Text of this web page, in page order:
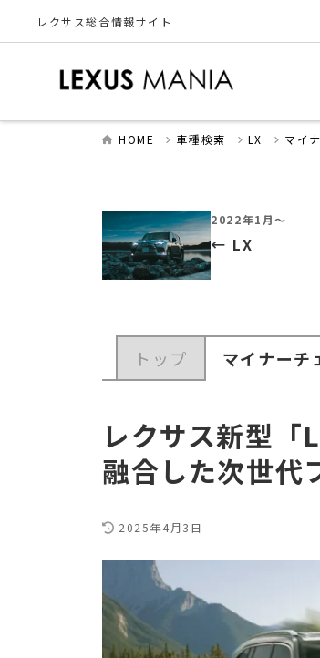
レクサス総合情報サイト
HOME 車種検索 LX マイ
2022年1月～
LX
トップ マイナーチ
レクサス新型
融合した次世代
2025年4月3日